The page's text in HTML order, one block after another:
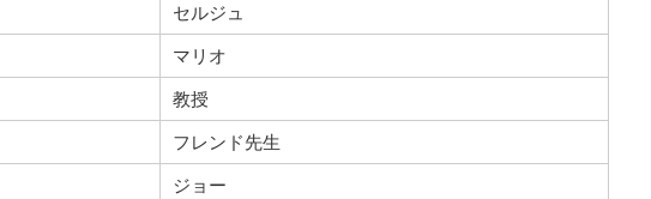
セルジュ
マリオ
教授
フレンド先生
ジョー